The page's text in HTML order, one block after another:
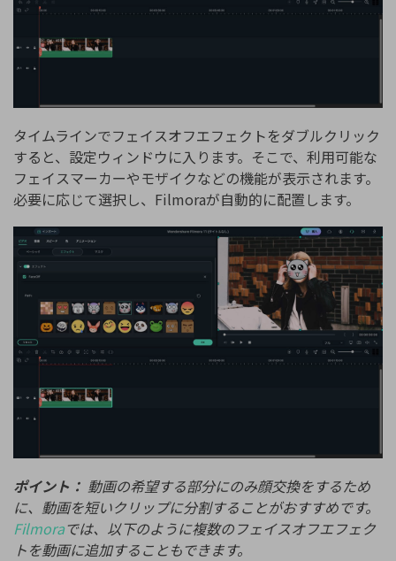
タイムラインでフェイスオフエフェクトをダブルクリック
すると、設定ウィンドウに入ります。そこで、利用可能な
フェイスマーカーやモザイクなどの機能が表示されます。
必要に応じて選択し、Filmoraが自動的に配置します。
ポイント： 動画の希望する部分にのみ顔交換をするため
に、動画を短いクリップに分割することがおすすめです。
Filmoraでは、以下のように複数のフェイスオフエフェク
トを動画に追加することもできます。